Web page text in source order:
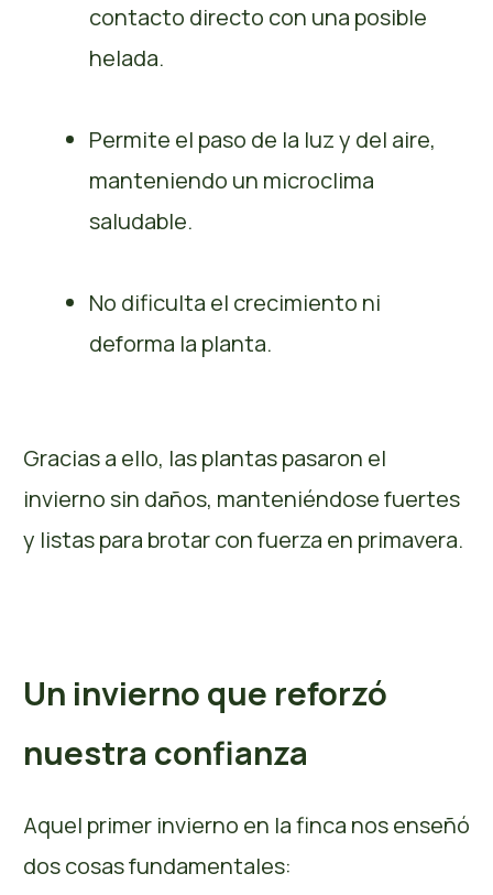
contacto directo con una posible
helada.
Permite el paso de la luz y del aire,
manteniendo un microclima
saludable.
No dificulta el crecimiento ni
deforma la planta.
Gracias a ello, las plantas pasaron el
invierno sin daños, manteniéndose fuertes
y listas para brotar con fuerza en primavera.
Un invierno que reforzó
nuestra confianza
Aquel primer invierno en la finca nos enseñó
dos cosas fundamentales: